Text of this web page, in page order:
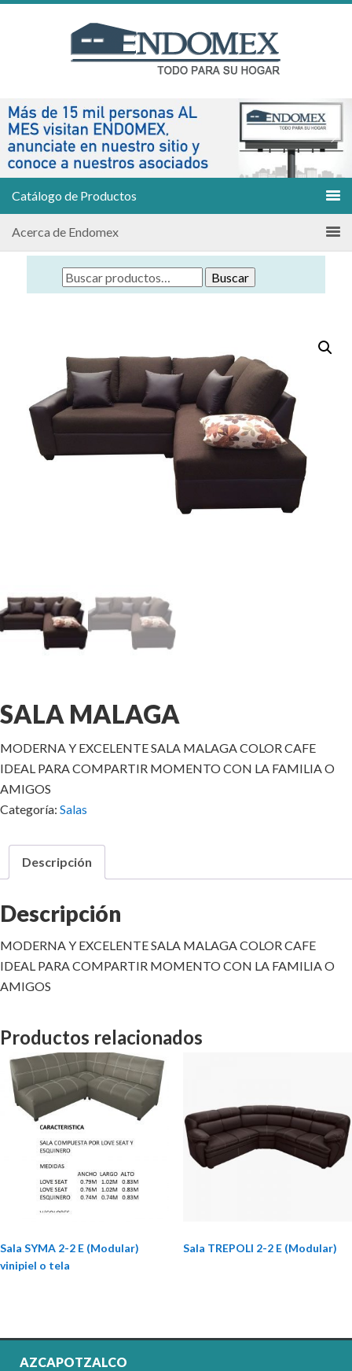
Catálogo de Productos
Acerca de Endomex
Buscar
SALA MALAGA
MODERNA Y EXCELENTE SALA MALAGA COLOR CAFE
IDEAL PARA COMPARTIR MOMENTO CON LA FAMILIA O
AMIGOS
Categoría: Salas
Descripción
Descripción
MODERNA Y EXCELENTE SALA MALAGA COLOR CAFE
IDEAL PARA COMPARTIR MOMENTO CON LA FAMILIA O
AMIGOS
Productos relacionados
Sala SYMA 2-2 E (Modular)
vinipiel o tela
Sala TREPOLI 2-2 E (Modular)
AZCAPOTZALCO